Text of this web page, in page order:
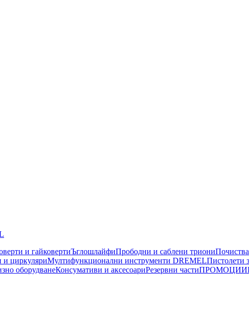
и гайковертиЪглошлайфиПрободни и саблени триони
циркуляриМултифункционални инструменти DREMELПистолети
оборудванеКонсумативи и аксесоариРезервни частиПРОМОЦИИ